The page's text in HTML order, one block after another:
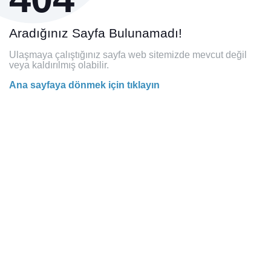
Aradığınız Sayfa Bulunamadı!
Ulaşmaya çalıştığınız sayfa web sitemizde mevcut değil
veya kaldırılmış olabilir.
Ana sayfaya dönmek için tıklayın